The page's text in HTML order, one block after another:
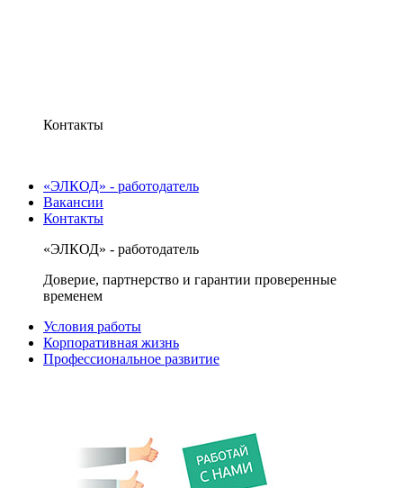
Контакты
«ЭЛКОД» - работодатель
Вакансии
Контакты
«ЭЛКОД» - работодатель
Доверие, партнерство и гарантии проверенные
временем
Условия работы
Корпоративная жизнь
Профессиональное развитие